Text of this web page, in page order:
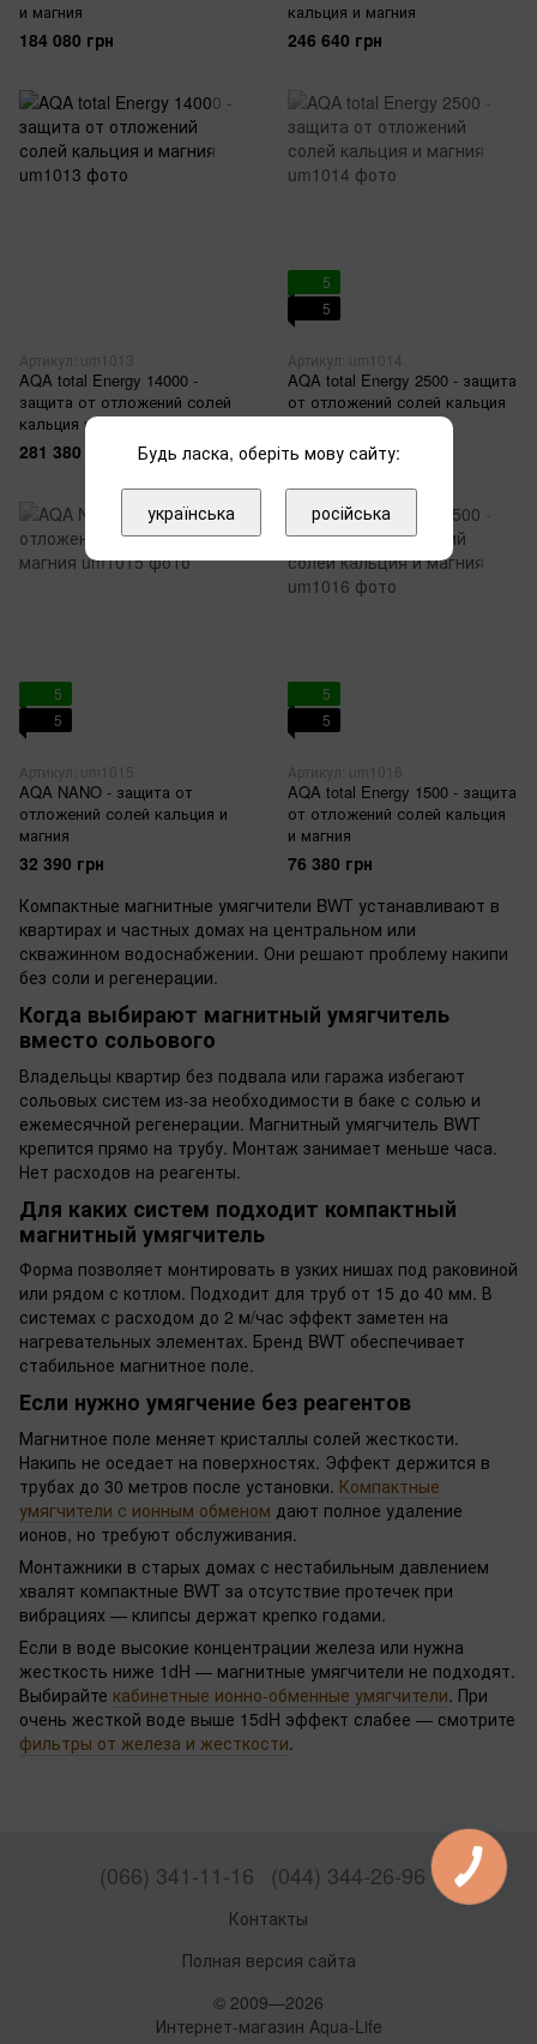
и магния
184 080 грн
кальция и магния
246 640 грн
Артикул: um1013
AQA total Energy 14000 -
защита от отложений солей
кальция и магния
281 380 грн
5
5
Артикул: um1014
AQA total Energy 2500 - защита
от отложений солей кальция
и магния
81 690 грн
5
5
Артикул: um1015
AQA NANO - защита от
отложений солей кальция и
магния
32 390 грн
5
5
Артикул: um1016
AQA total Energy 1500 - защита
от отложений солей кальция
и магния
76 380 грн
Компактные магнитные умягчители BWT устанавливают в
квартирах и частных домах на центральном или
скважинном водоснабжении. Они решают проблему накипи
без соли и регенерации.
Когда выбирают магнитный умягчитель
вместо сольового
Владельцы квартир без подвала или гаража избегают
сольовых систем из-за необходимости в баке с солью и
ежемесячной регенерации. Магнитный умягчитель BWT
крепится прямо на трубу. Монтаж занимает меньше часа.
Нет расходов на реагенты.
Для каких систем подходит компактный
магнитный умягчитель
Форма позволяет монтировать в узких нишах под раковиной
или рядом с котлом. Подходит для труб от 15 до 40 мм. В
системах с расходом до 2 м/час эффект заметен на
нагревательных элементах. Бренд BWT обеспечивает
стабильное магнитное поле.
Если нужно умягчение без реагентов
Магнитное поле меняет кристаллы солей жесткости.
Накипь не оседает на поверхностях. Эффект держится в
трубах до 30 метров после установки. Компактные
умягчители с ионным обменом дают полное удаление
ионов, но требуют обслуживания.
Монтажники в старых домах с нестабильным давлением
хвалят компактные BWT за отсутствие протечек при
вибрациях — клипсы держат крепко годами.
Если в воде высокие концентрации железа или нужна
жесткость ниже 1dH — магнитные умягчители не подходят.
Выбирайте кабинетные ионно-обменные умягчители. При
очень жесткой воде выше 15dH эффект слабее — смотрите
фильтры от железа и жесткости.
(066) 341-11-16 (044) 344-26-96
Контакты
Полная версия сайта
© 2009—2026
Интернет-магазин Aqua-Life
Будь ласка, оберіть мову сайту:
українська російська